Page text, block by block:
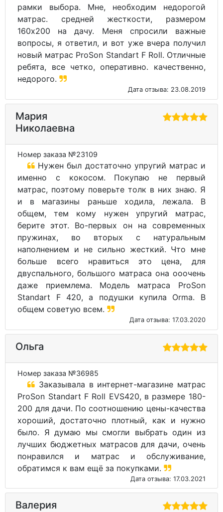
рамки выбора. Мне, необходим недорогой
матрас. средней жесткости, размером
160х200 на дачу. Меня спросили важные
вопросы, я ответил, и вот уже вчера получил
новый матрас ProSon Standart F Roll. Отличные
ребята, все четко, оперативно. качественно,
недорого.
Дата отзыва: 23.08.2019
Мария
Николаевна
Номер заказа №23109
Нужен был достаточно упругий матрас и
именно с кокосом. Покупаю не первый
матрас, поэтому поверьте толк в них знаю. Я
и в магазины раньше ходила, лежала. В
общем, тем кому нужен упругий матрас,
берите этот. Во-первых он на современных
пружинах, во вторых с натуральным
наполнением и не сильно жесткий. Что мне
больше всего нравиться это цена, для
двуспального, большого матраса она ооочень
даже приемлема. Модель матраса ProSon
Standart F 420, а подушки купила Orma. В
общем советую всем.
Дата отзыва: 17.03.2020
Ольга
Номер заказа №36985
Заказывала в интернет-магазине матрас
ProSon Standart F Roll EVS420, в размере 180-
200 для дачи. По соотношению цены-качества
хороший, достаточно плотный, как и нужно
было. Я думаю мы смогли выбрать один из
лучших бюджетных матрасов для дачи, очень
понравился и матрас и обслуживание,
обратимся к вам ещё за покупками.
Дата отзыва: 17.03.2021
Валерия